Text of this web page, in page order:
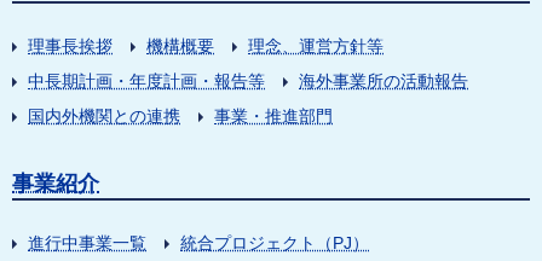
理事長挨拶 機構概要
理念、運営方針等
中長期計画・年度計画・報告等
海外事業所の活動報告
国内外機関との連携
事業・推進部門
事業紹介
進行中事業一覧
統合プロジェクト（PJ）